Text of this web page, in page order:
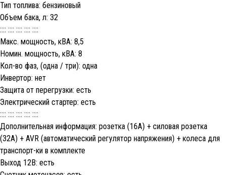
Тип топлива: бензиновый
Объем бака, л: 32
:::: :::: :::: :::: ::::
Макс. мощность, кВА: 8,5
Номин. мощность, кВА: 8
Кол-во фаз, (одна / три): одна
Инвертор: нет
Защита от перегрузки: есть
Электрический стартер: есть
:::: :::: :::: :::: ::::
Дополнительная информация: розетка (16A) + силовая розетка
(32А) + AVR (автоматический регулятор напряжения) + колеса для
транспорт-ки в комплекте
Выход 12В: есть